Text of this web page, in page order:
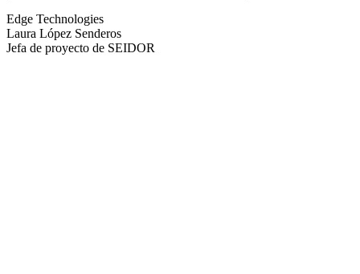
Edge Technologies
Laura López Senderos
Jefa de proyecto de SEIDOR